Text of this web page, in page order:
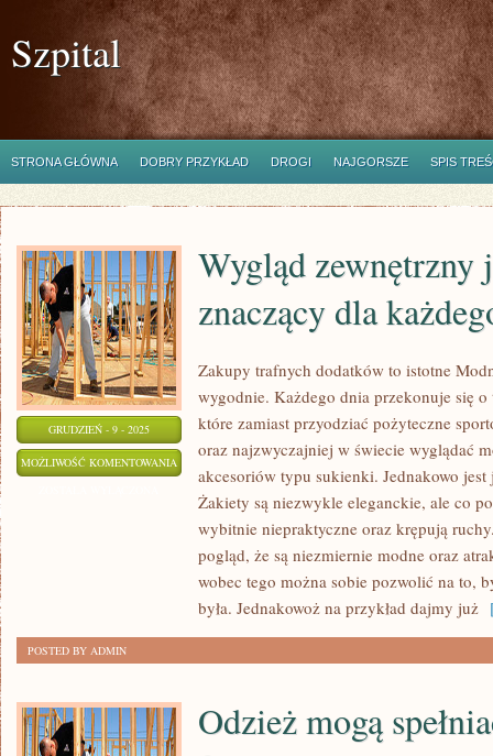
Szpital
STRONA GŁÓWNA DOBRY PRZYKŁAD DROGI NAJGORSZE SPIS
GRUDZIEŃ - 9 - 2025
MOŻLIWOŚĆ KOMENTOWANIA
NADZWYCZAJ
Wygląd zewnętrzny
znaczący dla
Zakupy trafnych dodatków to istotne
wygodnie. Każdego dnia przekonuje się
które zamiast przyodziać pożyteczne
oraz najzwyczajniej w świecie wyglądać
akcesoriów typu sukienki. Jednakowo
Żakiety są niezwykle eleganckie, ale co
wybitnie niepraktyczne oraz krępują
pogląd, że są niezmiernie modne oraz
wobec tego można sobie pozwolić na to,
była. Jednakowoż na przykład dajmy już
POSTED BY ADMIN
Odzież mogą